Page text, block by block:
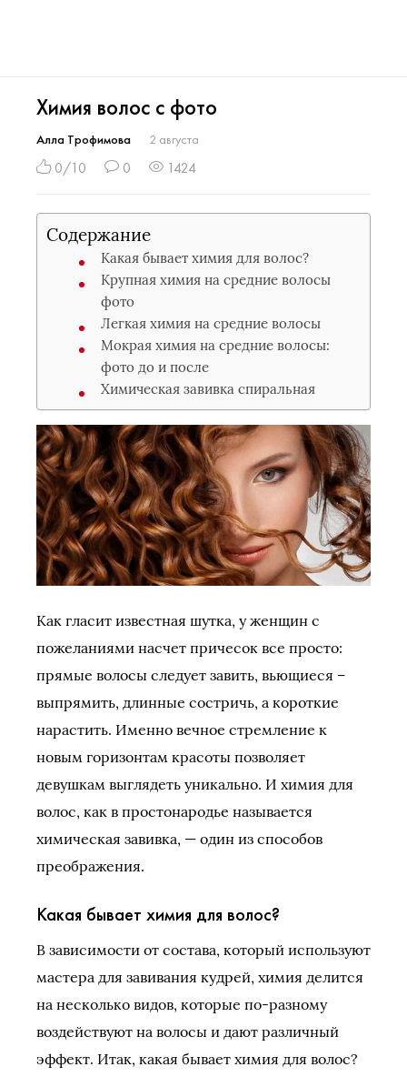
Химия волос с фото
Алла Трофимова 2 августа
0/10 0 1424
Содержание
Какая бывает химия для волос?
Крупная химия на средние волосы
фото
Легкая химия на средние волосы
Мокрая химия на средние волосы:
фото до и после
Химическая завивка спиральная
Как гласит известная шутка, у женщин с
пожеланиями насчет причесок все просто:
прямые волосы следует завить, вьющиеся –
выпрямить, длинные состричь, а короткие
нарастить. Именно вечное стремление к
новым горизонтам красоты позволяет
девушкам выглядеть уникально. И химия для
волос, как в простонародье называется
химическая завивка, — один из способов
преображения.
Какая бывает химия для волос?
В зависимости от состава, который используют
мастера для завивания кудрей, химия делится
на несколько видов, которые по-разному
воздействуют на волосы и дают различный
эффект. Итак, какая бывает химия для волос?